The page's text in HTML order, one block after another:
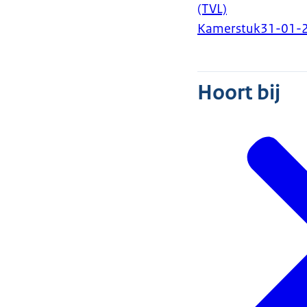
(TVL)
Kamerstuk31-01-
Hoort bij